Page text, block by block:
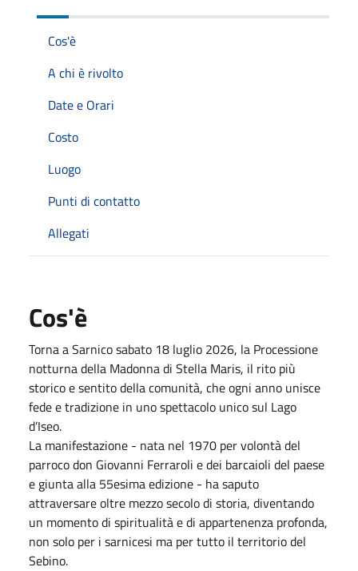
Cos'è
A chi è rivolto
Date e Orari
Costo
Luogo
Punti di contatto
Allegati
Cos'è
Torna a Sarnico sabato 18 luglio 2026, la Processione
notturna della Madonna di Stella Maris, il rito più
storico e sentito della comunità, che ogni anno unisce
fede e tradizione in uno spettacolo unico sul Lago
d’Iseo.
La manifestazione - nata nel 1970 per volontà del
parroco don Giovanni Ferraroli e dei barcaioli del paese
e giunta alla 55esima edizione - ha saputo
attraversare oltre mezzo secolo di storia, diventando
un momento di spiritualità e di appartenenza profonda,
non solo per i sarnicesi ma per tutto il territorio del
Sebino.